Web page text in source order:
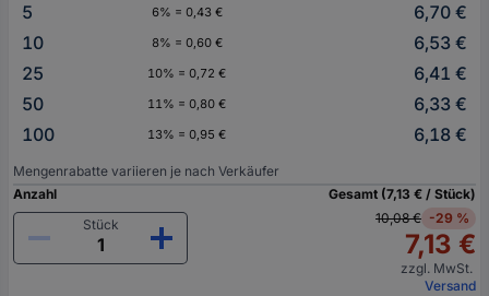
5
6% = 0,43 €
6,70 €
10
8% = 0,60 €
6,53 €
25
10% = 0,72 €
6,41 €
50
11% = 0,80 €
6,33 €
100
13% = 0,95 € 6,18 €
Mengenrabatte variieren je nach Verkäufer
Anzahl
Stück
Gesamt (7,13 € / Stück)
10,08 € -29 %
7,13 €
zzgl. MwSt.
Versand